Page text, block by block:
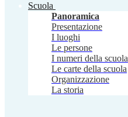
Scuola
Panoramica
Presentazione
I luoghi
Le persone
I numeri della scuola
Le carte della scuola
Organizzazione
La storia